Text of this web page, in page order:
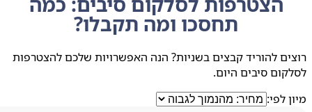
תחסכו ומה תקבלו?
להוריד קבצים בשניות? הנה האפשרויות שלכם להצטרפות
סיבים היום.
לפי: